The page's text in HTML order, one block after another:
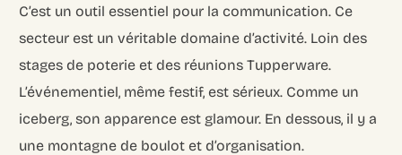
C’est un outil essentiel pour la communication. Ce
secteur est un véritable domaine d’activité. Loin des
stages de poterie et des réunions Tupperware.
L’événementiel, même festif, est sérieux. Comme un
iceberg, son apparence est glamour. En dessous, il y a
une montagne de boulot et d’organisation.